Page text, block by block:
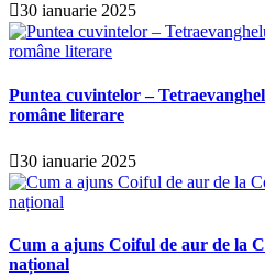
30 ianuarie 2025
Puntea cuvintelor –
române literare
30 ianuarie 2025
Cum a ajuns Coiful de aur de la
național